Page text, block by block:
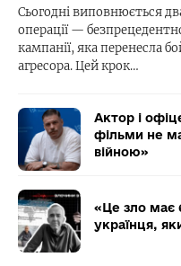
Сьогодні виповнюється
операції —
кампанії, яка перенесла
агресора. Цей крок…
Актор і
фільми не
війною»
«Це зло має
українця,